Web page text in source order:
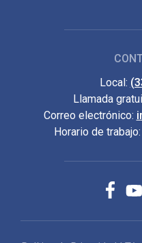
Local:
Llamada
Correo electrónico:
Horario de